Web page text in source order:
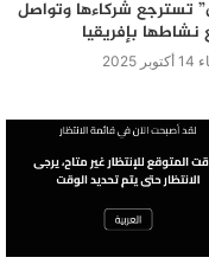
تسترجع شركاءها وتواصل
بإفريقيا
2025